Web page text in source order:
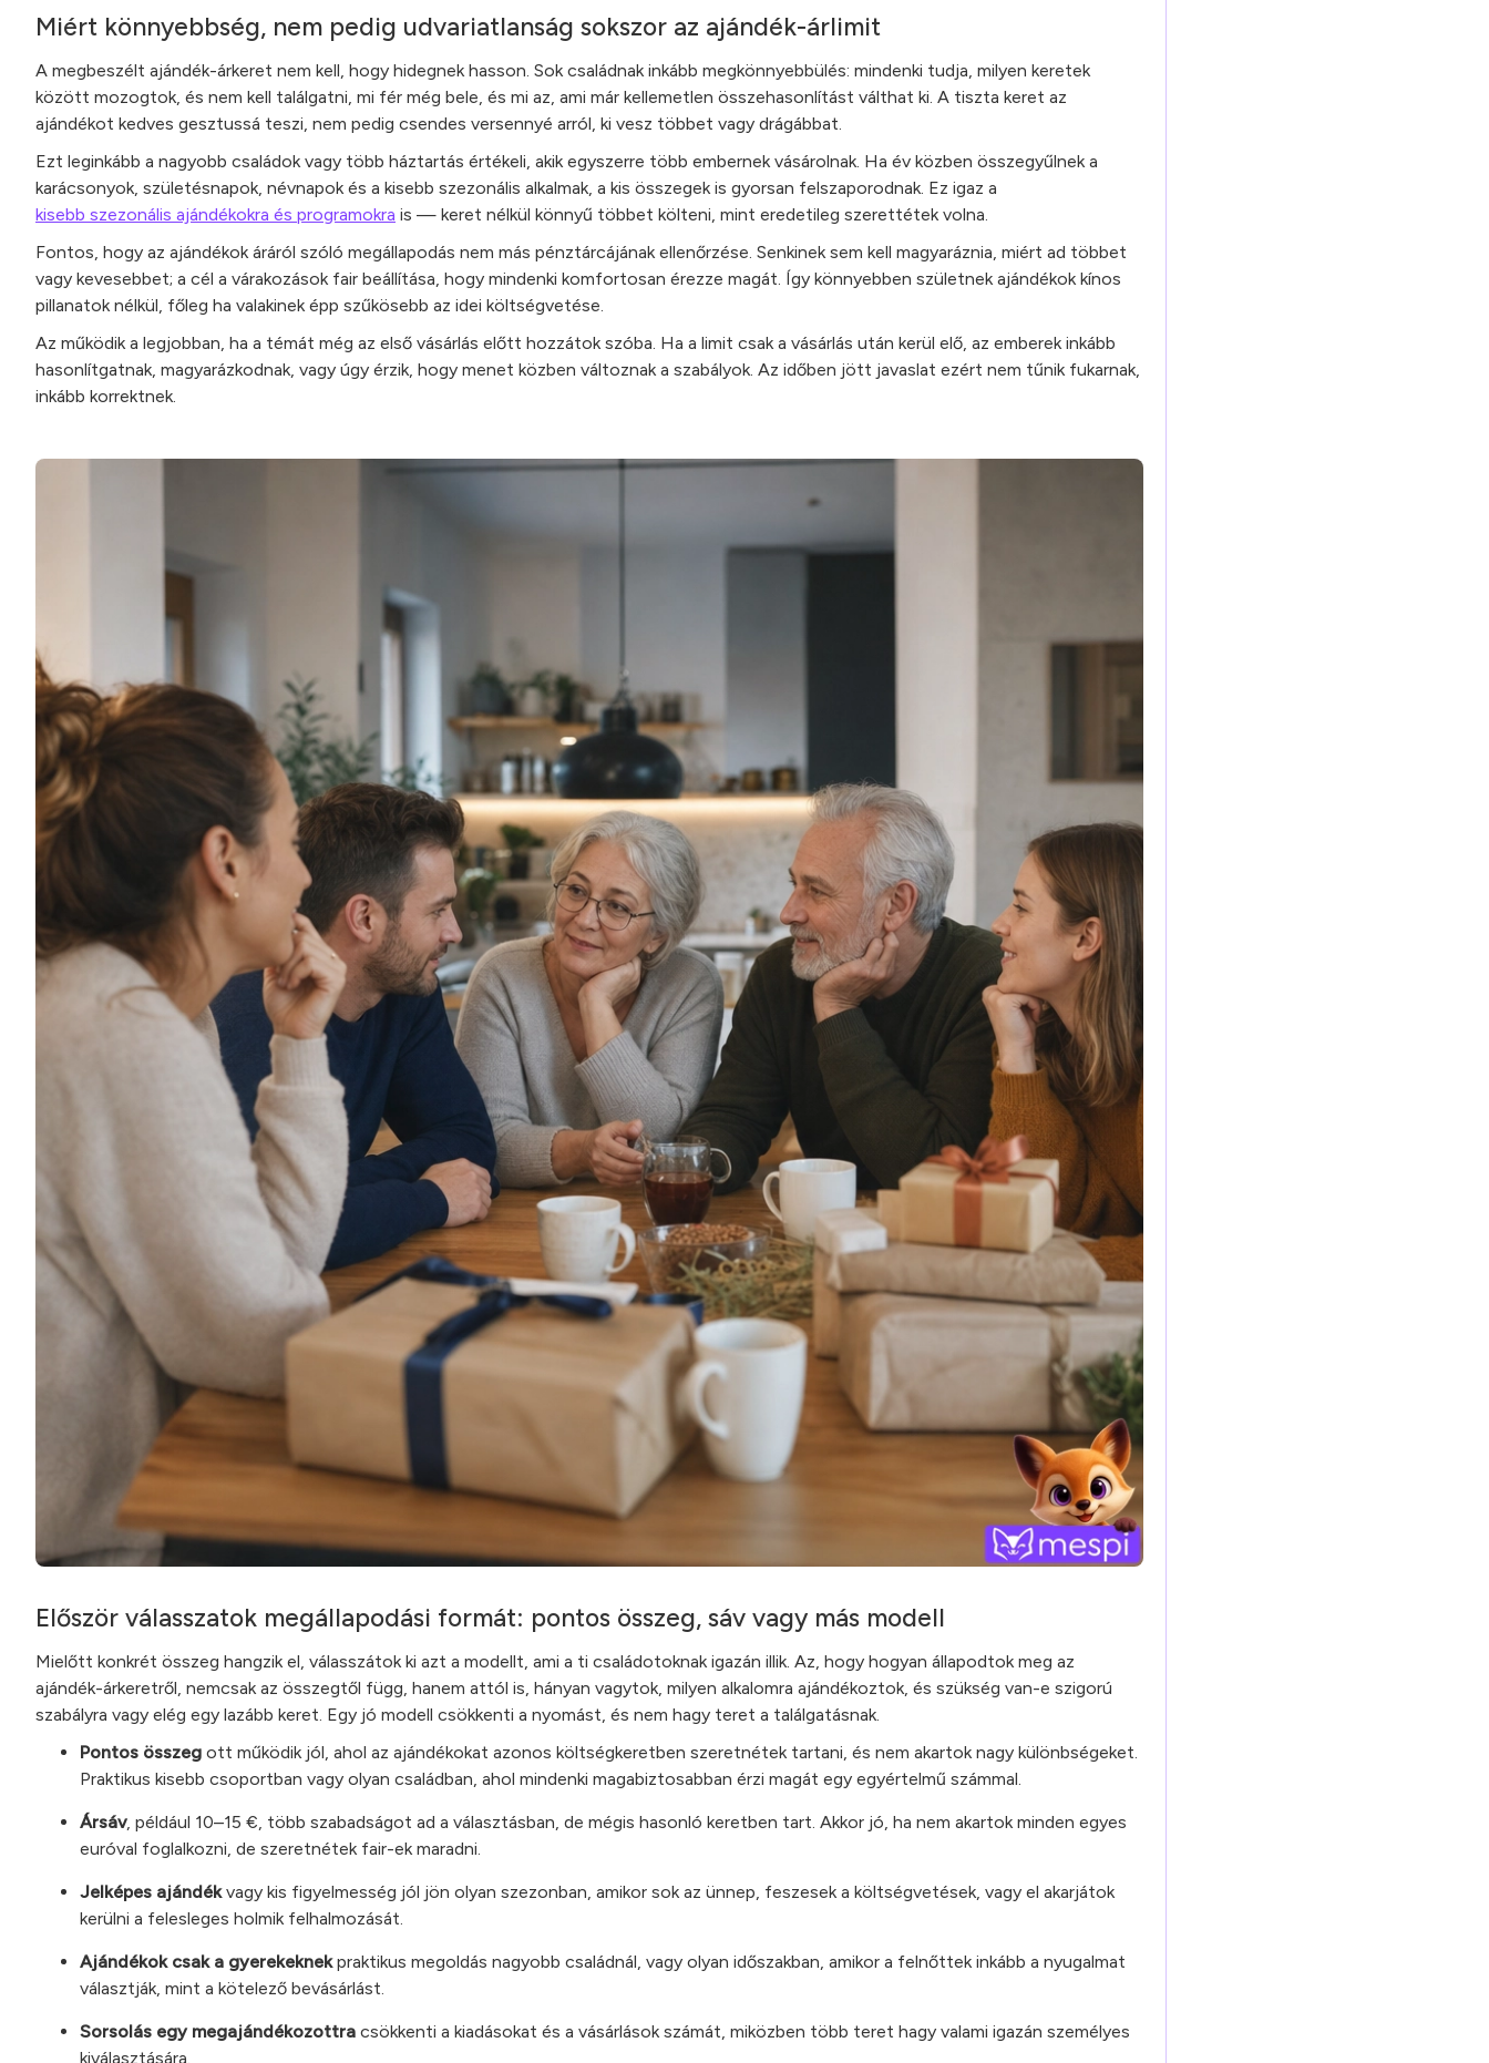
Miért könnyebbség, nem pedig udvariatlanság sokszor az ajándék-árlimit
A megbeszélt ajándék-árkeret nem kell, hogy hidegnek hasson. Sok családnak inkább megkönnyebbülés: mindenki tudja, milyen keretek
között mozogtok, és nem kell találgatni, mi fér még bele, és mi az, ami már kellemetlen összehasonlítást válthat ki. A tiszta keret az
ajándékot kedves gesztussá teszi, nem pedig csendes versennyé arról, ki vesz többet vagy drágábbat.
Ezt leginkább a nagyobb családok vagy több háztartás értékeli, akik egyszerre több embernek vásárolnak. Ha év közben összegyűlnek a
karácsonyok, születésnapok, névnapok és a kisebb szezonális alkalmak, a kis összegek is gyorsan felszaporodnak. Ez igaz a
kisebb szezonális ajándékokra és programokra is — keret nélkül könnyű többet költeni, mint eredetileg szerettétek volna.
Fontos, hogy az ajándékok áráról szóló megállapodás nem más pénztárcájának ellenőrzése. Senkinek sem kell magyaráznia, miért ad többet
vagy kevesebbet; a cél a várakozások fair beállítása, hogy mindenki komfortosan érezze magát. Így könnyebben születnek ajándékok kínos
pillanatok nélkül, főleg ha valakinek épp szűkösebb az idei költségvetése.
Az működik a legjobban, ha a témát még az első vásárlás előtt hozzátok szóba. Ha a limit csak a vásárlás után kerül elő, az emberek inkább
hasonlítgatnak, magyarázkodnak, vagy úgy érzik, hogy menet közben változnak a szabályok. Az időben jött javaslat ezért nem tűnik fukarnak,
inkább korrektnek.
Először válasszatok megállapodási formát: pontos összeg, sáv vagy más modell
Mielőtt konkrét összeg hangzik el, válasszátok ki azt a modellt, ami a ti családotoknak igazán illik. Az, hogy hogyan állapodtok meg az
ajándék-árkeretről, nemcsak az összegtől függ, hanem attól is, hányan vagytok, milyen alkalomra ajándékoztok, és szükség van-e szigorú
szabályra vagy elég egy lazább keret. Egy jó modell csökkenti a nyomást, és nem hagy teret a találgatásnak.
Pontos összeg ott működik jól, ahol az ajándékokat azonos költségkeretben szeretnétek tartani, és nem akartok nagy különbségeket.
Praktikus kisebb csoportban vagy olyan családban, ahol mindenki magabiztosabban érzi magát egy egyértelmű számmal.
Ársáv, például 10–15 €, több szabadságot ad a választásban, de mégis hasonló keretben tart. Akkor jó, ha nem akartok minden egyes
euróval foglalkozni, de szeretnétek fair-ek maradni.
Jelképes ajándékvagy kis figyelmesség jól jön olyan szezonban, amikor sok az ünnep, feszesek a költségvetések, vagy el akarjátok
kerülni a felesleges holmik felhalmozását.
Ajándékok csak a gyerekeknekpraktikus megoldás nagyobb családnál, vagy olyan időszakban, amikor a felnőttek inkább a nyugalmat
választják, mint a kötelező bevásárlást.
Sorsolás egy megajándékozottra csökkenti a kiadásokat és a vásárlások számát, miközben több teret hagy valami igazán személyes
kiválasztására.